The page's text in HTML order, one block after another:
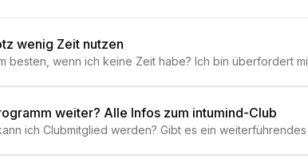
wenig Zeit nutzen
besten, wenn ich keine Zeit habe? Ich bin überfordert
weiter? Alle Infos zum intumind-Club
ich Clubmitglied werden? Gibt es ein